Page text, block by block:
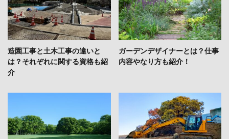
造園工事と土木工事の違いと
は？それぞれに関する資格も紹
介
ガーデンデザイナーとは？仕事
内容やなり方も紹介！